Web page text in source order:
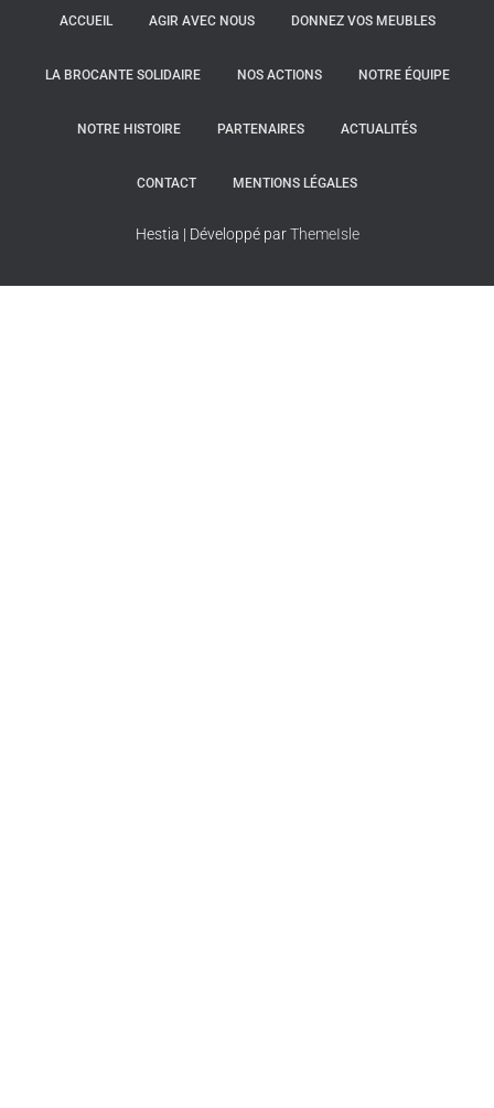
ACCUEIL AGIR AVEC NOUS DONNEZ VOS MEUBLES
LA BROCANTE SOLIDAIRE NOS ACTIONS NOTRE ÉQUIPE
NOTRE HISTOIRE PARTENAIRES ACTUALITÉS
CONTACT MENTIONS LÉGALES
Hestia | Développé parThemeIsle